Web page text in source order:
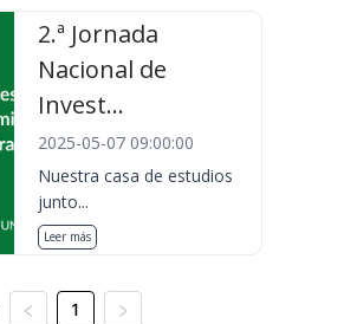
2.ª Jornada
Nacional de
Invest...
2025-05-07 09:00:00
Nuestra casa de estudios
junto...
Leer más
1